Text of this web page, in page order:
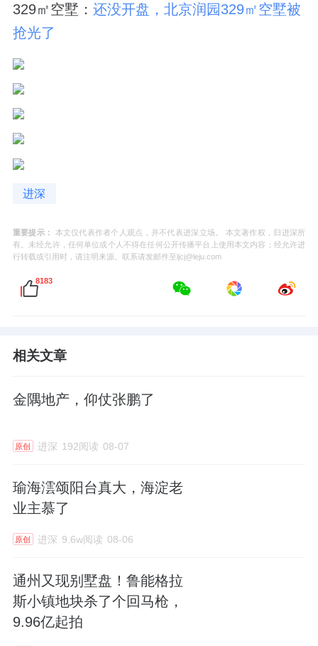
329㎡空墅： 还没开盘，北京润园329㎡空墅被
抢光了
进深
重要提示：
本文仅代表作者个人观点，并不代表进深立场。 本文著作权，归进深所
有。未经允许，任何单位或个人不得在任何公开传播平台上使用本文内容；经允许进
行转载或引用时，请注明来源。联系请发邮件至ljcj@leju.com
8183
相关文章
金隅地产，仰仗张鹏了
原创 进深 192阅读 08-07
瑜海澐颂阳台真大，海淀老
业主慕了
原创 进深 9.6w阅读 08-06
通州又现别墅盘！鲁能格拉
斯小镇地块杀了个回马枪，
9.96亿起拍